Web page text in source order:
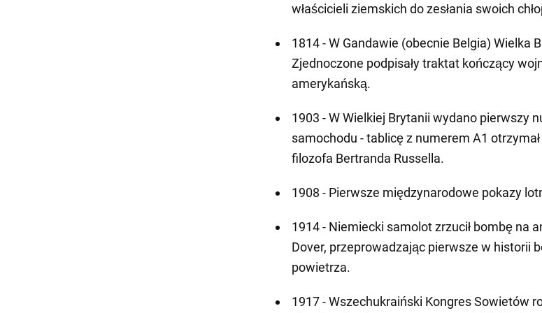
właścicieli ziemskich do zesłania swoich
1814 - W Gandawie (obecnie Belgia) Wielka
Zjednoczone podpisały traktat kończący
amerykańską.
1903 - W Wielkiej Brytanii wydano pierwszy
samochodu - tablicę z numerem A1
filozofa Bertranda Russella.
1908 - Pierwsze międzynarodowe pokazy
1914 - Niemiecki samolot zrzucił bombę na
Dover, przeprowadzając pierwsze w historii
powietrza.
1917 - Wszechukraiński Kongres Sowietów